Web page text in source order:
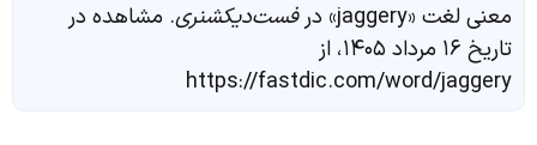
معنی لغت «jaggery» در فست‌دیکشنری. مشاهده در
تاریخ ۱۶ مرداد ۱۴۰۵، از
https://fastdic.com/word/jaggery